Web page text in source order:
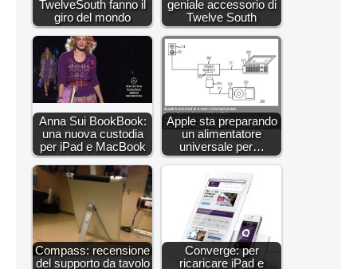
TwelveSouth fanno il
giro del mondo
geniale accessorio di
Twelve South
Anna Sui BookBook:
una nuova custodia
per iPad e MacBook
Apple sta preparando
un alimentatore
universale per…
Compass: recensione
del supporto da tavolo
Converge: per
ricaricare iPad e